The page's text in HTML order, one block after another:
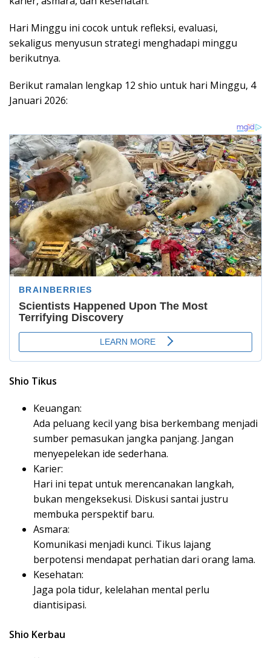
Hari Minggu ini cocok untuk refleksi, evaluasi,
sekaligus menyusun strategi menghadapi minggu
berikutnya.
Berikut ramalan lengkap 12 shio untuk hari Minggu, 4
Januari 2026:
Shio Tikus
Keuangan:
Ada peluang kecil yang bisa berkembang menjadi
sumber pemasukan jangka panjang. Jangan
menyepelekan ide sederhana.
Karier:
Hari ini tepat untuk merencanakan langkah,
bukan mengeksekusi. Diskusi santai justru
membuka perspektif baru.
Asmara:
Komunikasi menjadi kunci. Tikus lajang
berpotensi mendapat perhatian dari orang lama.
Kesehatan:
Jaga pola tidur, kelelahan mental perlu
diantisipasi.
Shio Kerbau